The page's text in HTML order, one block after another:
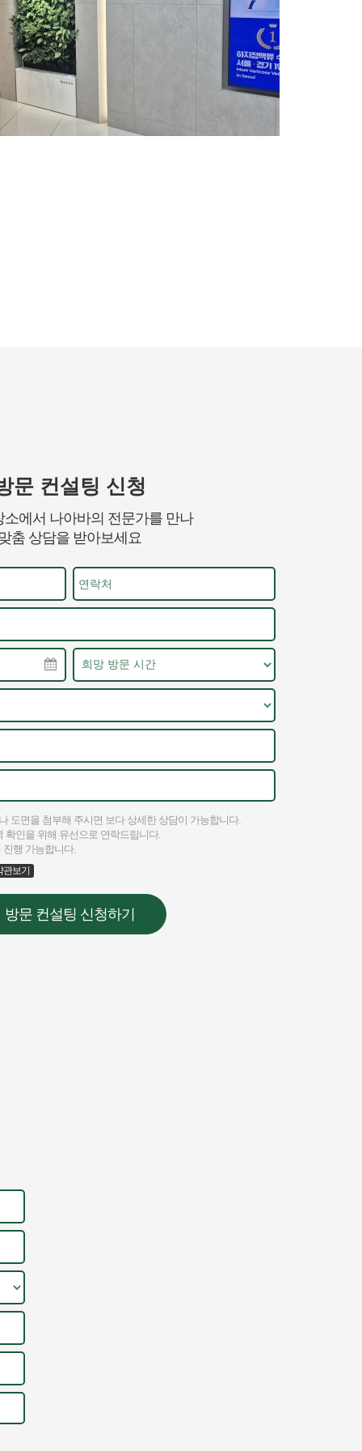
문 컨설팅 신청
소에서 나아바의 전문가를 만나
춤 상담을 받아보세요